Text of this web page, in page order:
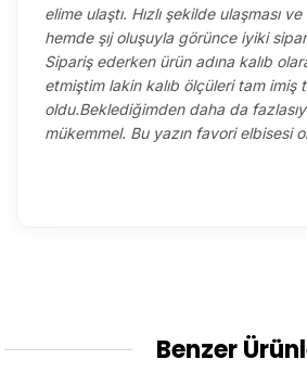
elime ulaştı. Hızlı şekilde ulaşması
hemde şıj oluşuyla görünce iyiki sipariş etmişim dedirtti.
Sipariş ederken ürün adına kalıb
etmiştim lakin kalıb ölçüleri tam imiş
oldu.Beklediğimden daha da
mükemmel. Bu yazın favori elbisesi
Benzer